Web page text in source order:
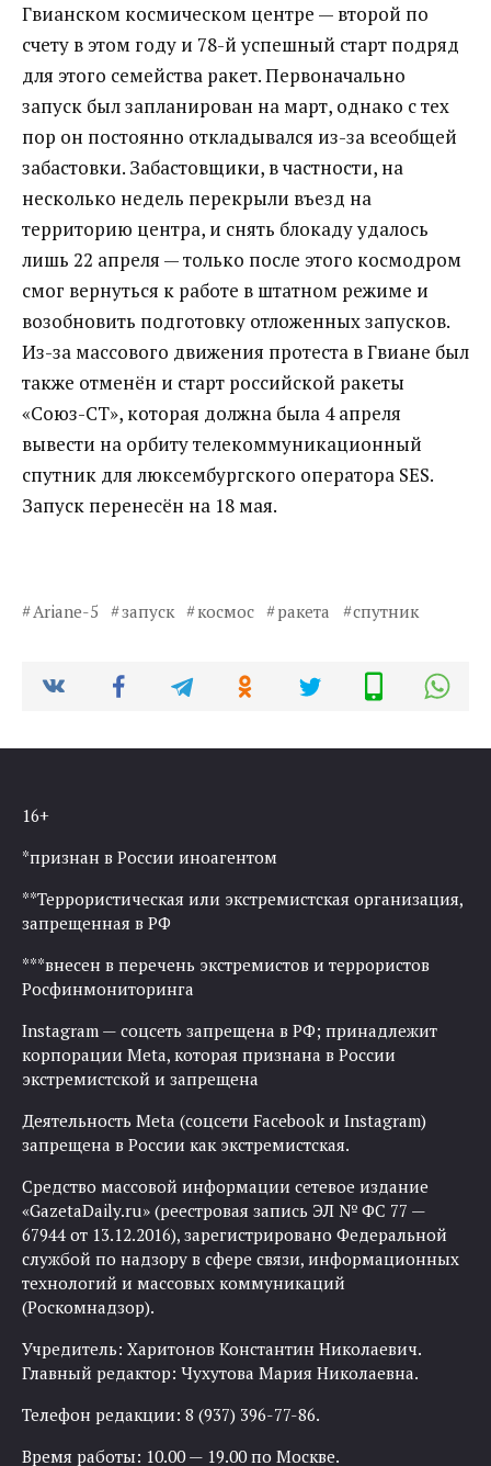
Гвианском космическом центре — второй по
счету в этом году и 78-й успешный старт подряд
для этого семейства ракет. Первоначально
запуск был запланирован на март, однако с тех
пор он постоянно откладывался из-за всеобщей
забастовки. Забастовщики, в частности, на
несколько недель перекрыли въезд на
территорию центра, и снять блокаду удалось
лишь 22 апреля — только после этого космодром
смог вернуться к работе в штатном режиме и
возобновить подготовку отложенных запусков.
Из-за массового движения протеста в Гвиане был
также отменён и старт российской ракеты
«Союз-СТ», которая должна была 4 апреля
вывести на орбиту телекоммуникационный
спутник для люксембургского оператора SES.
Запуск перенесён на 18 мая.
Ariane-5 запуск космос ракета спутник
16+
*признан в России иноагентом
**Террористическая или экстремистская организация,
запрещенная в РФ
***внесен в перечень экстремистов и террористов
Росфинмониторинга
Instagram — соцсеть запрещена в РФ; принадлежит
корпорации Meta, которая признана в России
экстремистской и запрещена
Деятельность Meta (соцсети Facebook и Instagram)
запрещена в России как экстремистская.
Средство массовой информации сетевое издание
«GazetaDaily.ru» (реестровая запись ЭЛ № ФС 77 —
67944 от 13.12.2016), зарегистрировано Федеральной
службой по надзору в сфере связи, информационных
технологий и массовых коммуникаций
(Роскомнадзор).
Учредитель: Харитонов Константин Николаевич.
Главный редактор: Чухутова Мария Николаевна.
Телефон редакции: 8 (937) 396-77-86.
Время работы: 10.00 — 19.00 по Москве.